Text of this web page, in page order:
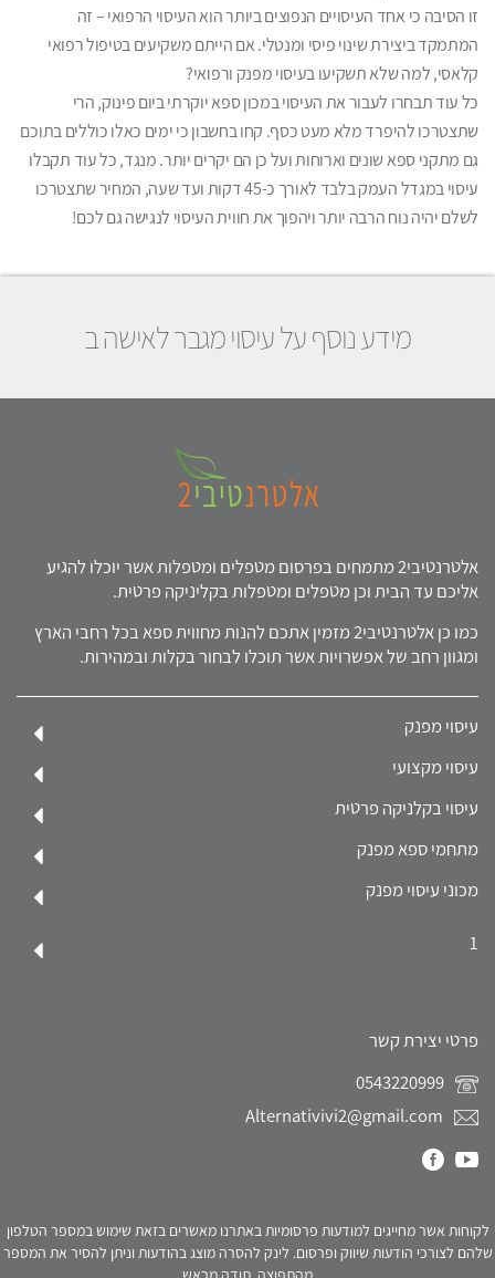
זו הסיבה כי אחד העיסויים הנפוצים ביותר הוא העיסוי הרפואי – זה
המתמקד ביצירת שינוי פיסי ומנטלי. אם הייתם משקיעים בטיפול רפואי
קלאסי, למה שלא תשקיעו בעיסוי מפנק ורפואי?
כל עוד תבחרו לעבור את העיסוי במכון ספא יוקרתי ביום פינוק, הרי
שתצטרכו להיפרד מלא מעט כסף. קחו בחשבון כי ימים כאלו כוללים בתוכם
גם מתקני ספא שונים וארוחות ועל כן הם יקרים יותר. מנגד, כל עוד תקבלו
עיסוי במגדל העמק בלבד לאורך כ-45 דקות ועד שעה, המחיר שתצטרכו
לשלם יהיה נוח הרבה יותר ויהפוך את חווית העיסוי לנגישה גם לכם!
מידע נוסף על עיסוי מגבר לאישה ב
אלטרנטיבי2 מתמחים בפרסום מטפלים ומטפלות אשר יוכלו להגיע
אליכם עד הבית וכן מטפלים ומטפלות בקליניקה פרטית.
כמו כן אלטרנטיבי2 מזמין אתכם להנות מחווית ספא בכל רחבי הארץ
ומגוון רחב של אפשרויות אשר תוכלו לבחור בקלות ובמהירות.
עיסוי מפנק
עיסוי מקצועי
עיסוי בקלניקה פרטית
מתחמי ספא מפנק
מכוני עיסוי מפנק
1
פרטי יצירת קשר
Alternativivi2@gmail.com
לקוחות אשר מחייגים למודעות פרסומיות באתרנו מאשרים בזאת שימוש במספר הטלפון
שלהם לצורכי הודעות שיווק ופרסום. לינק להסרה מוצג בהודעות וניתן להסיר את המספר